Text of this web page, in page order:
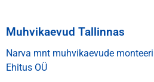
Muhvikaevud Tallinnas
Narva mnt muhvikaevude
Ehitus OÜ